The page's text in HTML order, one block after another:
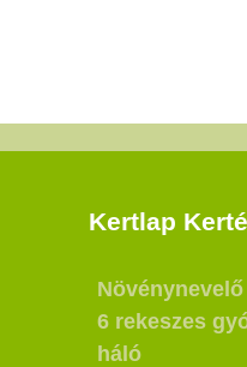
Kertlap
6 rekeszes
háló